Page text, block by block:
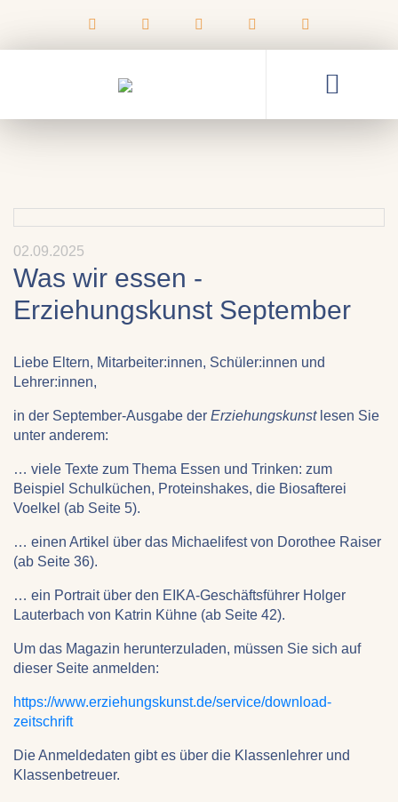
02.09.2025
Was wir essen -
Erziehungskunst September
Liebe Eltern, Mitarbeiter:innen, Schüler:innen und
Lehrer:innen,
in der September-Ausgabe der Erziehungskunstlesen Sie
unter anderem:
… viele Texte zum Thema Essen und Trinken: zum
Beispiel Schulküchen, Proteinshakes, die Biosafterei
Voelkel (ab Seite 5).
… einen Artikel über das Michaelifest von Dorothee Raiser
(ab Seite 36).
… ein Portrait über den EIKA-Geschäftsführer Holger
Lauterbach von Katrin Kühne (ab Seite 42).
Um das Magazin herunterzuladen, müssen Sie sich auf
dieser Seite anmelden:
https://www.erziehungskunst.de/service/download-
zeitschrift
Die Anmeldedaten gibt es über die Klassenlehrer und
Klassenbetreuer.